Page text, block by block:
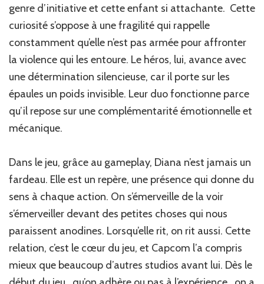
genre d’initiative et cette enfant si attachante. Cette
curiosité s’oppose à une fragilité qui rappelle
constamment qu’elle n’est pas armée pour affronter
la violence qui les entoure. Le héros, lui, avance avec
une détermination silencieuse, car il porte sur les
épaules un poids invisible. Leur duo fonctionne parce
qu’il repose sur une complémentarité émotionnelle et
mécanique.
Dans le jeu, grâce au gameplay, Diana n’est jamais un
fardeau. Elle est un repère, une présence qui donne du
sens à chaque action. On s’émerveille de la voir
s’émerveiller devant des petites choses qui nous
paraissent anodines. Lorsqu’elle rit, on rit aussi. Cette
relation, c’est le cœur du jeu, et Capcom l’a compris
mieux que beaucoup d’autres studios avant lui. Dès le